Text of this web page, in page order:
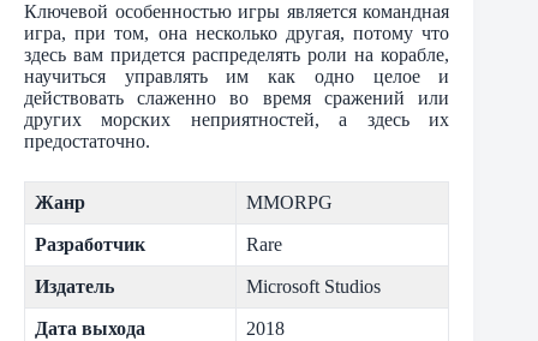
Ключевой особенностью игры является командная
игра, при том, она несколько другая, потому что
здесь вам придется распределять роли на корабле,
научиться управлять им как одно целое и
действовать слаженно во время сражений или
других морских неприятностей, а здесь их
предостаточно.
Жанр MMORPG
Разработчик Rare
Издатель Microsoft Studios
Дата выхода 2018